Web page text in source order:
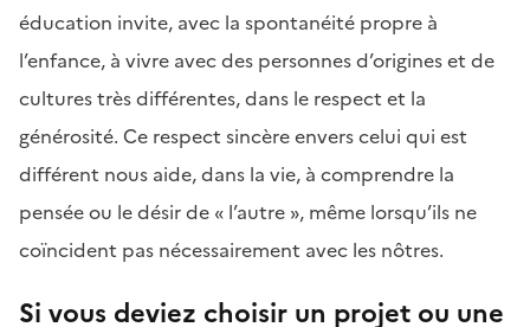
éducation invite, avec la spontanéité propre à
l’enfance, à vivre avec des personnes d’origines et de
cultures très différentes, dans le respect et la
générosité. Ce respect sincère envers celui qui est
différent nous aide, dans la vie, à comprendre la
pensée ou le désir de « l’autre », même lorsqu’ils ne
coïncident pas nécessairement avec les nôtres.
Si vous deviez choisir un projet ou une